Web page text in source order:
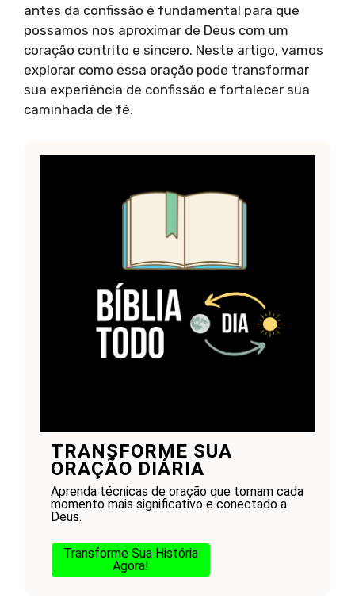
antes da confissão é fundamental para que
possamos nos aproximar de Deus com um
coração contrito e sincero. Neste artigo, vamos
explorar como essa oração pode transformar
sua experiência de confissão e fortalecer sua
caminhada de fé.
TRANSFORME SUA
ORAÇÃO DIÁRIA
Aprenda técnicas de oração que tornam cada
momento mais significativo e conectado a
Deus.
Transforme Sua História
Agora!